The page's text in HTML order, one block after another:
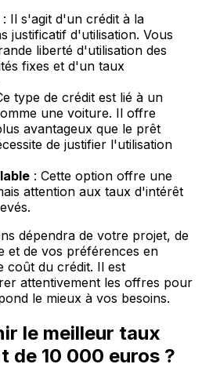
: Il s'agit d'un crédit à la
justificatif d'utilisation. Vous
liberté d'utilisation des
fixes et d'un taux
type de crédit est lié à un
une voiture. Il offre
avantageux que le prêt
de justifier l'utilisation
: Cette option offre une
attention aux taux d'intérêt
dépendra de votre projet, de
et de vos préférences en
coût du crédit. Il est
attentivement les offres pour
le mieux à vos besoins.
le meilleur taux
de 10 000 euros ?